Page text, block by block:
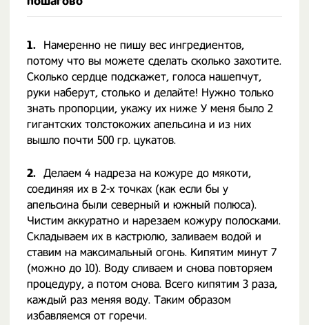
1.
Намеренно не пишу вес ингредиентов,
потому что вы можете сделать сколько захотите.
Сколько сердце подскажет, голоса нашепчут,
руки наберут, столько и делайте! Нужно только
знать пропорции, укажу их ниже У меня было 2
гигантских толстокожих апельсина и из них
вышло почти 500 гр. цукатов.
2. Делаем 4 надреза на кожуре до мякоти,
соединяя их в 2-х точках (как если бы у
апельсина были северный и южный полюса).
Чистим аккуратно и нарезаем кожуру полосками.
Складываем их в кастрюлю, заливаем водой и
ставим на максимальный огонь. Кипятим минут 7
(можно до 10). Воду сливаем и снова повторяем
процедуру, а потом снова. Всего кипятим 3 раза,
каждый раз меняя воду. Таким образом
избавляемся от горечи.